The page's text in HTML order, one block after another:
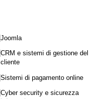
Joomla
CRM e sistemi di gestione del
cliente
Sistemi di pagamento online
Cyber security e sicurezza